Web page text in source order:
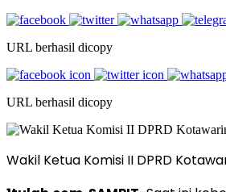
URL berhasil dicopy
URL berhasil dicopy
Wakil Ketua Komisi II DPRD